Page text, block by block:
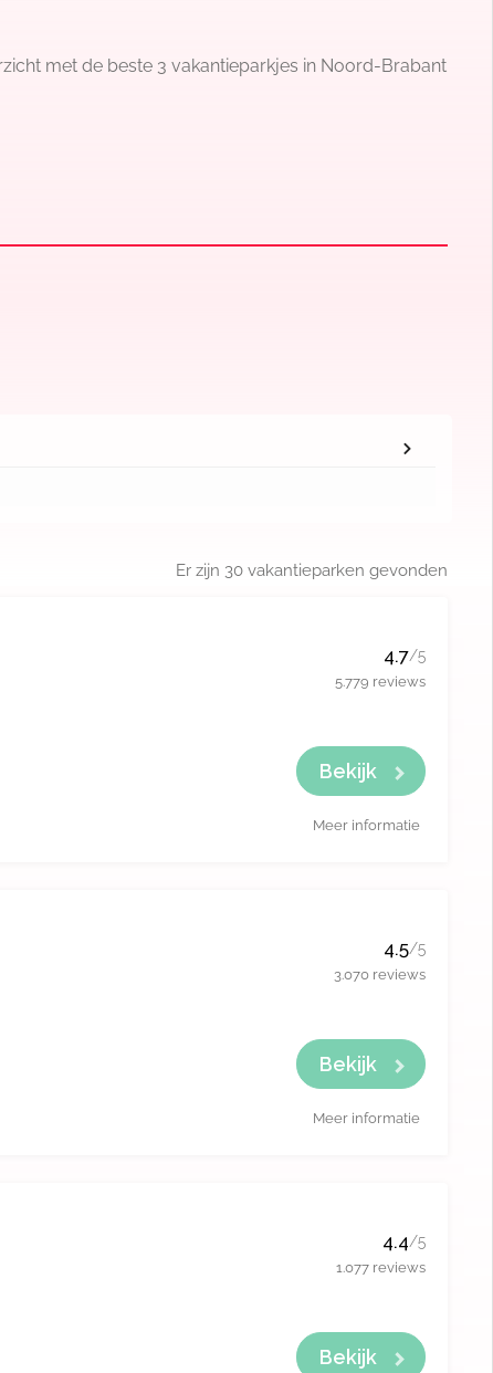
met de beste 3 vakantieparkjes in Noord-Brabant
Er zijn 30 vakantieparken gevonden
4.7/5
5.779 reviews
Bekijk
Meer informatie
4.5/5
3.070 reviews
Bekijk
Meer informatie
4.4/5
1.077 reviews
Bekijk